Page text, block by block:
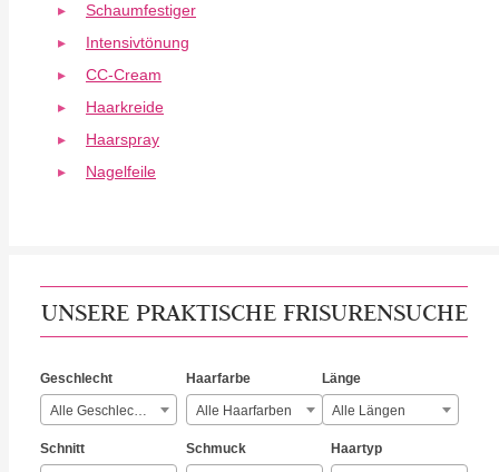
Schaumfestiger
Intensivtönung
CC-Cream
Haarkreide
Haarspray
Nagelfeile
UNSERE PRAKTISCHE FRISURENSUCHE
Geschlecht
Alle Geschlechter
Haarfarbe
Alle Haarfarben
Länge
Alle Längen
Schnitt Schmuck Haartyp